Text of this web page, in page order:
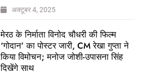
अक्टूबर 4, 2025
मेरठ के निर्माता विनोद चौधरी की फिल्म
‘गोदान’ का पोस्टर जारी, CM रेखा गुप्ता ने
किया विमोचन; मनोज जोशी-उपासना सिंह
दिखेंगे साथ